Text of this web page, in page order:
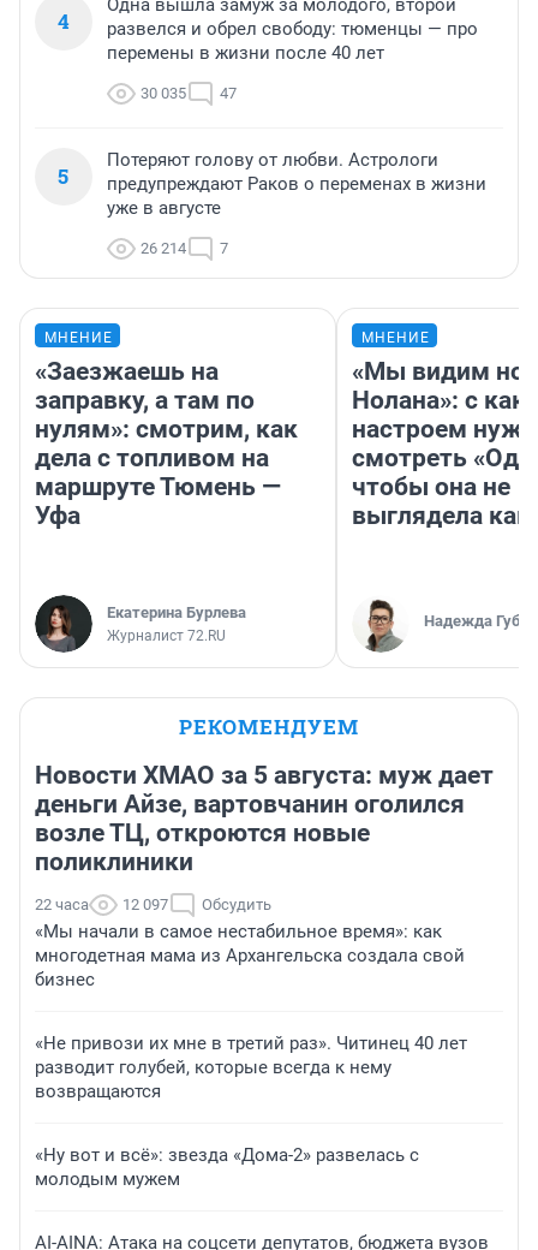
4
Одна вышла замуж за молодого, второй
развелся и обрел свободу: тюменцы — про
перемены в жизни после 40 лет
30 035 47
5
Потеряют голову от любви. Астрологи
предупреждают Раков о переменах в жизни
уже в августе
26 214 7
МНЕНИЕ
«Заезжаешь на
заправку, а там по
нулям»: смотрим, как
дела с топливом на
маршруте Тюмень —
Уфа
Екатерина Бурлева
Журналист 72.RU
МНЕНИЕ
«Мы видим
Нолана»: с
настроем
смотреть
чтобы она не
выглядела как
Надежда
РЕКОМЕНДУЕМ
Новости ХМАО за 5 августа: муж дает
деньги Айзе, вартовчанин оголился
возле ТЦ, откроются новые
поликлиники
22 часа 12 097 Обсудить
«Мы начали в самое нестабильное время»: как
многодетная мама из Архангельска создала свой
бизнес
«Не привози их мне в третий раз». Читинец 40 лет
разводит голубей, которые всегда к нему
возвращаются
«Ну вот и всё»: звезда «Дома-2» развелась с
молодым мужем
AI-AINA: Атака на соцсети депутатов, бюджета вузов